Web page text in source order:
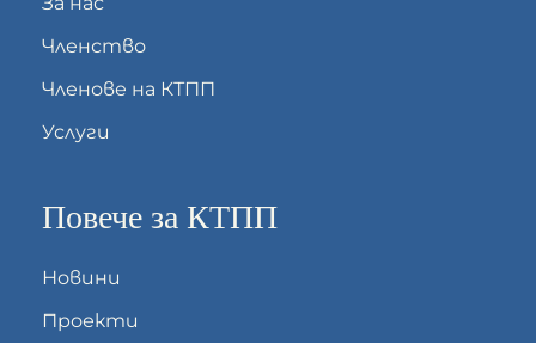
Членство
Членове на КТПП
Услуги
Повече за КТПП
Новини
Проекти